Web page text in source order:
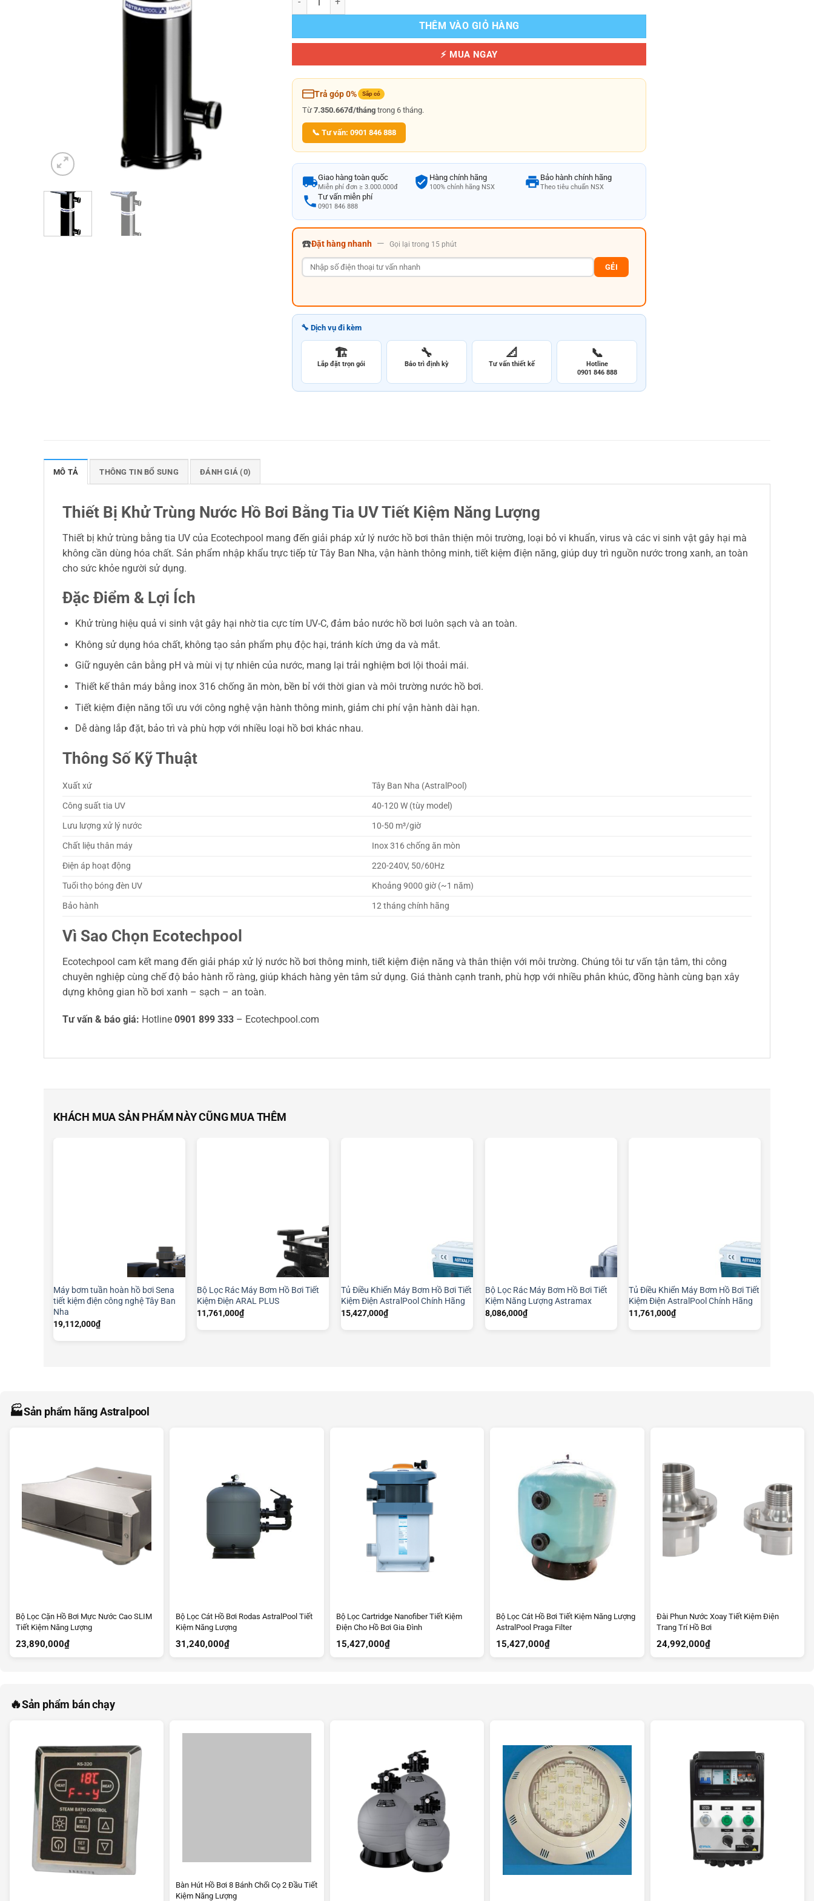
THÊM VÀO GIỎ HÀNG
⚡ MUA NGAY
Trả góp 0% Sắp có
Từ7.350.667đ/tháng trong 6 tháng.
📞 Tư vấn: 0901 846 888
Giao hàng toàn quốc
Miễn phí đơn ≥ 3.000.000đ
Hàng chính hãng
100% chính hãng NSX
Bảo hành chính hãng
Theo tiêu chuẩn NSX
Tư vấn miễn phí
0901 846 888
☎️Đặt hàng nhanh — Gọi lại trong 15 phút
GẺI
🔧 Dịch vụ đi kèm
🏗️
Lắp đặt trọn gói
🔧
Bảo trì định kỳ
📐
Tư vấn thiết kế
📞
Hotline
0901 846 888
MÔ TẢ THÔNG TIN BỔ SUNG ĐÁNH GIÁ (0)
Thiết Bị Khử Trùng Nước Hồ Bơi Bằng Tia UV Tiết Kiệm Năng Lượng
Thiết bị khử trùng bằng tia UV của Ecotechpool mang đến giải pháp xử lý nước hồ bơi thân thiện môi trường, loại bỏ vi khuẩn, virus và các vi sinh vật gây hại mà
không cần dùng hóa chất. Sản phẩm nhập khẩu trực tiếp từ Tây Ban Nha, vận hành thông minh, tiết kiệm điện năng, giúp duy trì nguồn nước trong xanh, an toàn
cho sức khỏe người sử dụng.
Đặc Điểm & Lợi Ích
Khử trùng hiệu quả vi sinh vật gây hại nhờ tia cực tím UV-C, đảm bảo nước hồ bơi luôn sạch và an toàn.
Không sử dụng hóa chất, không tạo sản phẩm phụ độc hại, tránh kích ứng da và mắt.
Giữ nguyên cân bằng pH và mùi vị tự nhiên của nước, mang lại trải nghiệm bơi lội thoải mái.
Thiết kế thân máy bằng inox 316 chống ăn mòn, bền bỉ với thời gian và môi trường nước hồ bơi.
Tiết kiệm điện năng tối ưu với công nghệ vận hành thông minh, giảm chi phí vận hành dài hạn.
Dễ dàng lắp đặt, bảo trì và phù hợp với nhiều loại hồ bơi khác nhau.
Thông Số Kỹ Thuật
Xuất xứ
Tây Ban Nha (AstralPool)
Công suất tia UV
40-120 W (tùy model)
Lưu lượng xử lý nước
10-50 m³/giờ
Chất liệu thân máy
Inox 316 chống ăn mòn
Điện áp hoạt động
220-240V, 50/60Hz
Tuổi thọ bóng đèn UV
Khoảng 9000 giờ (~1 năm)
Bảo hành
12 tháng chính hãng
Vì Sao Chọn Ecotechpool
Ecotechpool cam kết mang đến giải pháp xử lý nước hồ bơi thông minh, tiết kiệm điện năng và thân thiện với môi trường. Chúng tôi tư vấn tận tâm, thi công
chuyên nghiệp cùng chế độ bảo hành rõ ràng, giúp khách hàng yên tâm sử dụng. Giá thành cạnh tranh, phù hợp với nhiều phân khúc, đồng hành cùng bạn xây
dựng không gian hồ bơi xanh – sạch – an toàn.
Tư vấn & báo giá: Hotline 0901 899 333 – Ecotechpool.com
KHÁCH MUA SẢN PHẨM NÀY CŨNG MUA THÊM
Máy bơm tuần hoàn hồ bơi Sena
tiết kiệm điện công nghệ Tây Ban
Nha
19,112,000₫
Bộ Lọc Rác Máy Bơm Hồ Bơi Tiết
Kiệm Điện ARAL PLUS
11,761,000₫
Tủ Điều Khiển Máy Bơm Hồ Bơi Tiết
Kiệm Điện AstralPool Chính Hãng
15,427,000₫
Bộ Lọc Rác Máy Bơm Hồ Bơi Tiết
Kiệm Năng Lượng Astramax
8,086,000₫
Tủ Điều Khiển Máy Bơm Hồ Bơi Tiết
Kiệm Điện AstralPool Chính Hãng
11,761,000₫
🏭Sản phẩm hãng Astralpool
Bộ Lọc Cặn Hồ Bơi Mực Nước Cao SLIM
Tiết Kiệm Năng Lượng
23,890,000₫
Bộ Lọc Cát Hồ Bơi Rodas AstralPool Tiết
Kiệm Năng Lượng
31,240,000₫
Bộ Lọc Cartridge Nanofiber Tiết Kiệm
Điện Cho Hồ Bơi Gia Đình
15,427,000₫
Bộ Lọc Cát Hồ Bơi Tiết Kiệm Năng Lượng
AstralPool Praga Filter
15,427,000₫
Đài Phun Nước Xoay Tiết Kiệm Điện
Trang Trí Hồ Bơi
24,992,000₫
🔥Sản phẩm bán chạy
Bàn Hút Hồ Bơi 8 Bánh Chổi Cọ 2 Đầu Tiết
Kiệm Năng Lượng